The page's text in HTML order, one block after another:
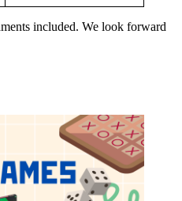
included. We look forward